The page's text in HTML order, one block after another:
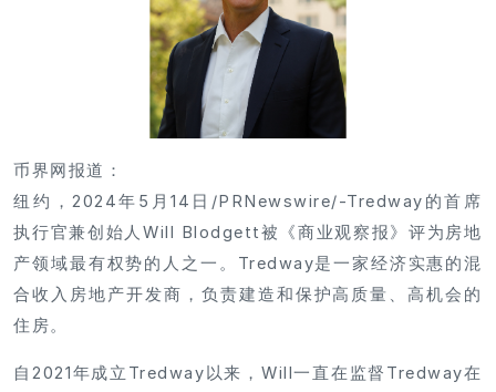
币界网报道：
纽约，2024年5月14日/PRNewswire/-Tredway的首席
执行官兼创始人Will Blodgett被《商业观察报》评为房地
产领域最有权势的人之一。Tredway是一家经济实惠的混
合收入房地产开发商，负责建造和保护高质量、高机会的
住房。
自2021年成立Tredway以来，Will一直在监督Tredway在